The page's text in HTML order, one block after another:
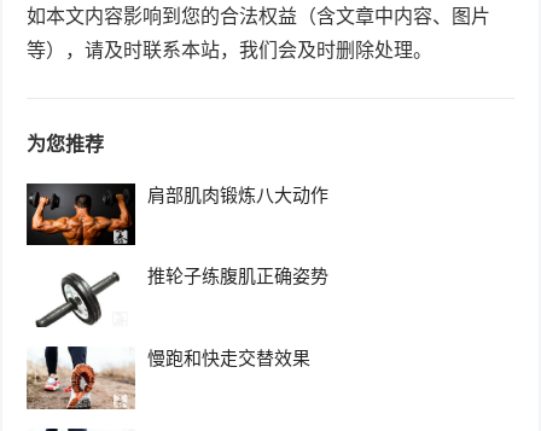
如本文内容影响到您的合法权益（含文章中内容、图片
等），请及时联系本站，我们会及时删除处理。
为您推荐
肩部肌肉锻炼八大动作
推轮子练腹肌正确姿势
慢跑和快走交替效果